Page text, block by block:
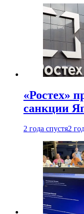
«Ростех»
санкции
2 года спустя2